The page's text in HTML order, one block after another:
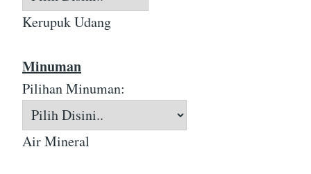
Kerupuk Udang
Minuman
Pilihan Minuman:
Air Mineral